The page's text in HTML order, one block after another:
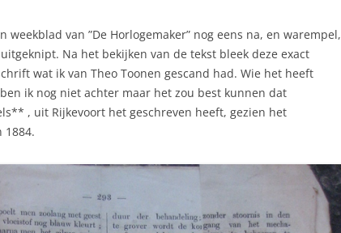
weekblad van ”De Horlogemaker” nog eens na, en warempel,
Na het bekijken van de tekst bleek deze exact
wat ik van Theo Toonen gescand had. Wie het heeft
ik nog niet achter maar het zou best kunnen dat
, uit Rijkevoort het geschreven heeft, gezien het
1884.